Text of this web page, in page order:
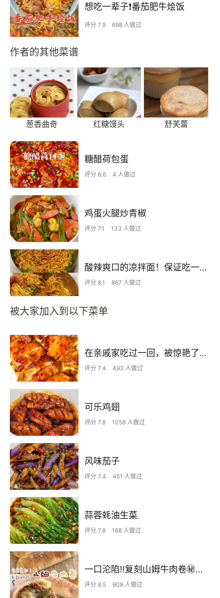
想吃一辈子❗️番茄肥牛烩饭
评分 7.9 698 人做过
作者的其他菜谱
葱香曲奇 红糖馒头 舒芙蕾
糖醋荷包蛋
评分 8.6 4 人做过
鸡蛋火腿炒青椒
评分 7.1 133 人做过
酸辣爽口的凉拌面！保证吃一次就上瘾
评分 8.1 867 人做过
被大家加入到以下菜单
在亲戚家吃过一回，被惊艳了…
评分 7.4 493 人做过
可乐鸡翅
评分 7.8 1058 人做过
风味茄子
评分 7.4 451 人做过
蒜蓉蚝油生菜
评分 7.8 168 人做过
一口沦陷‼️复刻山姆牛肉卷㊙️皮薄馅足爆好吃
评分 8.5 608 人做过